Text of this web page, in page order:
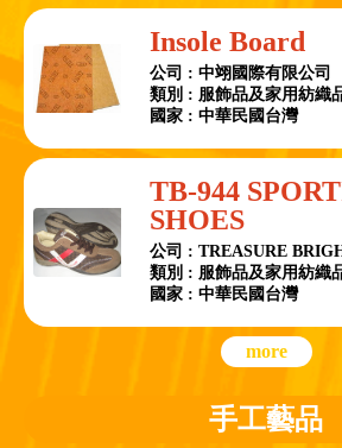
Insole Board
公司 : 中翊國際有限公司
類別 : 服飾品及家用紡織
國家 : 中華民國台灣
TB-944
SHOES
公司 : TREASURE
類別 : 服飾品及家用紡織
國家 : 中華民國台灣
more
手工藝品